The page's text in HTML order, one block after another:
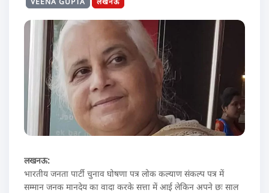
लखनऊ:
भारतीय जनता पार्टी चुनाव घोषणा पत्र लोक कल्याण संकल्प पत्र में
सम्मान जनक मानदेय का वादा करके सत्ता में आई लेकिन अपने छः साल